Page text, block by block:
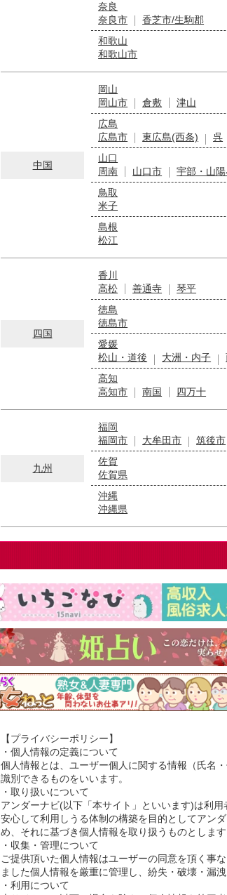
奈良
奈良市
香芝市/生駒郡
和歌山
和歌山市
中国
岡山
岡山市
倉敷
津山
広島
広島市
東広島(西条) 呉
山口
周南
山口市 宇部・山陽
鳥取
米子
島根
松江
四国
香川
高松
善通寺
琴平
徳島
徳島市
愛媛
松山・道後
大洲・内子
高知
高知市
南国 四万十
九州
福岡
福岡市
大牟田市 筑後市
佐賀
佐賀県
沖縄
沖縄県
【プライバシーポリシー】
・個人情報の定義について
個人情報とは、ユーザー個人に関する情報（氏名
識別できるものをいいます。
・取り扱いについて
アンダーナビ(以下「本サイト」といいます)は利
安心して利用しうる体制の構築を目的としてアン
め、それに基づき個人情報を取り扱うものとします
・収集・管理について
ご提供頂いた個人情報はユーザーの同意を頂く事
ました個人情報を厳重に管理し、紛失・破壊・漏
・利用について